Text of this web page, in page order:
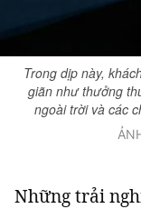
Trong dịp này,
giãn như thưởng
ngoài trời và các
Những trải